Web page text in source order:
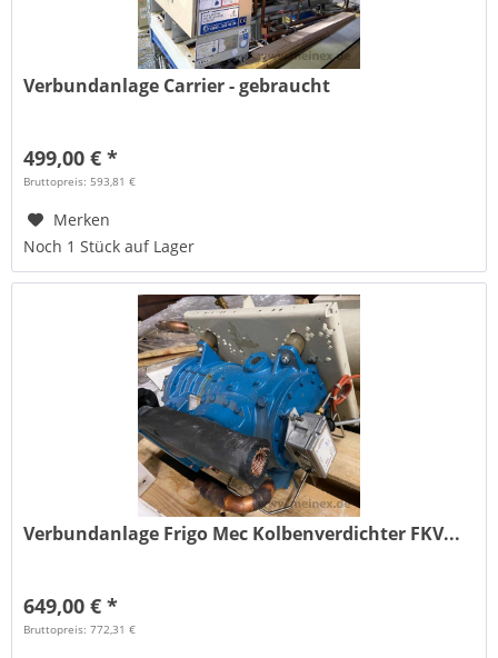
Verbundanlage Carrier - gebraucht
499,00 € *
Bruttopreis: 593,81 €
Merken
Noch 1 Stück auf Lager
Verbundanlage Frigo Mec Kolbenverdichter FKV...
649,00 € *
Bruttopreis: 772,31 €